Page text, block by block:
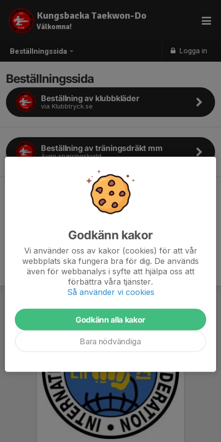
Beställningssida Logga in
Kungsbacka Taekwon-Do
Välkomna!
Beställningssida
Beställning av klubbkläder
via Klubbtryck.se
Beställning av träningsdräkt mm
Även sparringskydd
Godkänn kakor
Vi använder oss av kakor (cookies) för att vår
webbplats ska fungera bra för dig. De används
även för webbanalys i syfte att hjälpa oss att
förbättra våra tjänster.
Så använder vi cookies
Godkänn alla kakor
Bara nödvändiga